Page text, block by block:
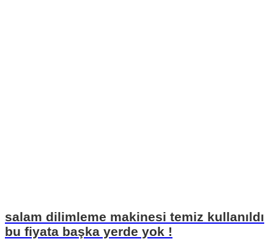
salam dilimleme makinesi temiz kullanıldı
bu fiyata başka yerde yok !